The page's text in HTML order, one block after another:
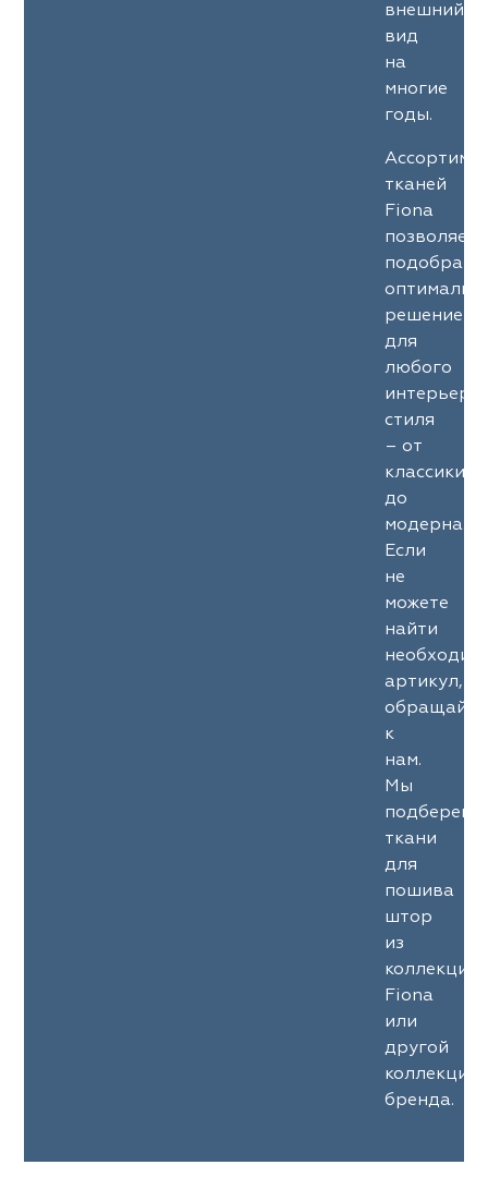
внешний
вид
на
многие
годы.
тканей
Fiona
позволяет
подобрать
решение
для
любого
стиля
– от
классики
до
модерна.
Если
не
можете
найти
артикул,
к
нам.
Мы
подберем
ткани
для
пошива
штор
из
Fiona
или
другой
коллекции
бренда.